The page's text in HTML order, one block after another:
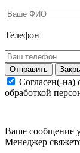
Телефон
Согласен(-на)
обработкой
Ваше сообщение
Менеджер